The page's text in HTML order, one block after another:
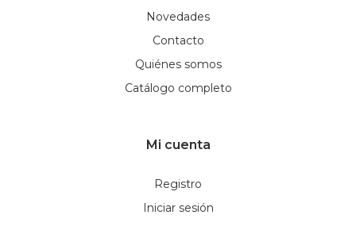
Novedades
Contacto
Quiénes somos
Catálogo completo
Mi cuenta
Registro
Iniciar sesión